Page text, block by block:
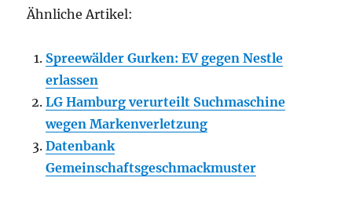
Ähnliche Artikel:
Spreewälder Gurken: EV gegen Nestle
erlassen
LG Hamburg verurteilt Suchmaschine
wegen Markenverletzung
Datenbank
Gemeinschaftsgeschmackmuster